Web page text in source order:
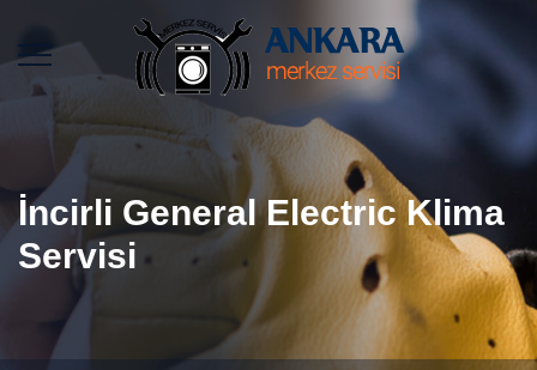
İncirli General Electric Klima
Servisi